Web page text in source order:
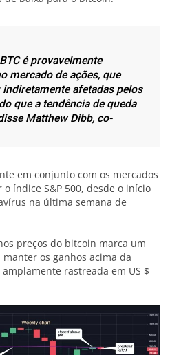
é provavelmente
mercado de ações, que
afetadas pelos
que a tendência de queda
Matthew Dibb, co-
em conjunto com os mercados
índice S&P 500, desde o início
na última semana de
preços do bitcoin marca um
os ganhos acima da
rastreada em US $